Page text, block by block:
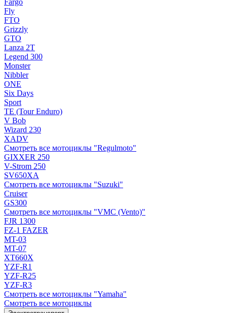
Fargo
Fly
FTO
Grizzly
GTO
Lanza 2T
Legend 300
Monster
Nibbler
ONE
Six Days
Sport
TE (Tour Enduro)
V Bob
Wizard 230
XADV
Смотреть все мотоциклы "Regulmoto"
GIXXER 250
V-Strom 250
SV650XA
Смотреть все мотоциклы "Suzuki"
Cruiser
GS300
Смотреть все мотоциклы "VMC (Vento)"
FJR 1300
FZ-1 FAZER
MT-03
MT-07
XT660X
YZF-R1
YZF-R25
YZF-R3
Смотреть все мотоциклы "Yamaha"
Смотреть все мотоциклы